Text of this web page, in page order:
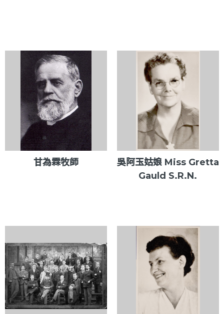
甘為霖牧師
吳阿玉姑娘 Miss Gretta
Gauld S.R.N.